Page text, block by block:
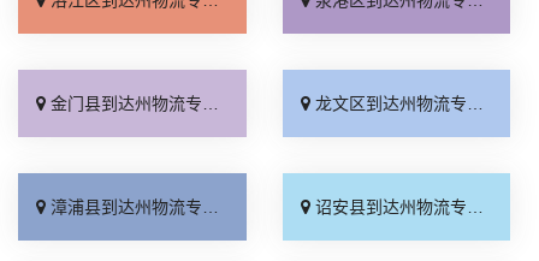
金门县到达州物流专线_定点发车「运费多少」 龙文区到达州物流专线_快运有保障「怎么收费」
漳浦县到达州物流专线_快速直达「快运有保障」 诏安县到达州物流专线_需要几天「专线直达」